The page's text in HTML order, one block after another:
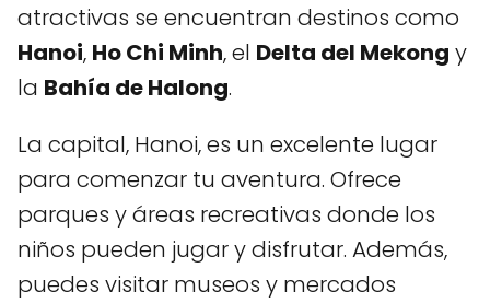
atractivas se encuentran destinos como
Hanoi, Ho Chi Minh, el Delta del Mekong y
la Bahía de Halong.
La capital, Hanoi, es un excelente lugar
para comenzar tu aventura. Ofrece
parques y áreas recreativas donde los
niños pueden jugar y disfrutar. Además,
puedes visitar museos y mercados